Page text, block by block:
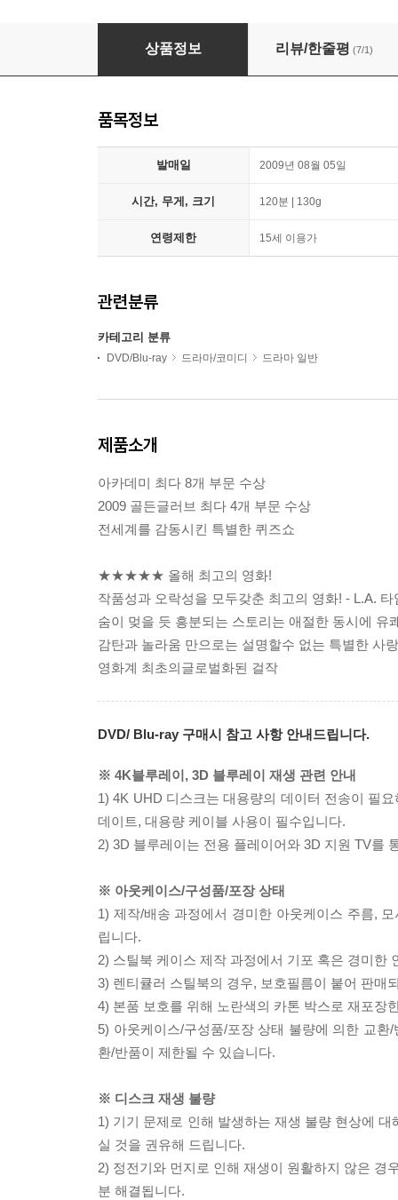
슬럼독 밀리어네어
상품정보 리뷰/한줄평 (7/1)
품목정보
발매일 2009년 08월 05일
시간, 무게, 크기 120분 | 130g
연령제한 15세 이용가
관련분류
카테고리 분류
DVD/Blu-ray 드라마/코미디 드라마 일반
제품소개
아카데미 최다 8개 부문 수상
2009 골든글러브 최다 4개 부문 수상
전세계를 감동시킨 특별한 퀴즈쇼
★★★★★ 올해 최고의 영화!
작품성과 오락성을 모두갖춘 최고의 영화! - L.A.
숨이 멎을 듯 흥분되는 스토리는 애절한 동시에 유
감탄과 놀라움 만으로는 설명할수 없는 특별한 사
영화계 최초의글로벌화된 걸작
DVD/ Blu-ray 구매시 참고 사항 안내드립니다.
※ 4K블루레이, 3D 블루레이 재생 관련 안내
1) 4K UHD 디스크는 대용량의 데이터 전송이 필
데이트, 대용량 케이블 사용이 필수입니다.
2) 3D 블루레이는 전용 플레이어와 3D 지원 TV를
※ 아웃케이스/구성품/포장 상태
1) 제작/배송 과정에서 경미한 아웃케이스 주름,
립니다.
2) 스틸북 케이스 제작 과정에서 기포 혹은 경미한
3) 렌티큘러 스틸북의 경우, 보호필름이 붙어 판매
4) 본품 보호를 위해 노란색의 카톤 박스로 재포장
5) 아웃케이스/구성품/포장 상태 불량에 의한 교
환/반품이 제한될 수 있습니다.
※ 디스크 재생 불량
1) 기기 문제로 인해 발생하는 재생 불량 현상에
실 것을 권유해 드립니다.
2) 정전기와 먼지로 인해 재생이 원활하지 않은 경
분 해결됩니다.